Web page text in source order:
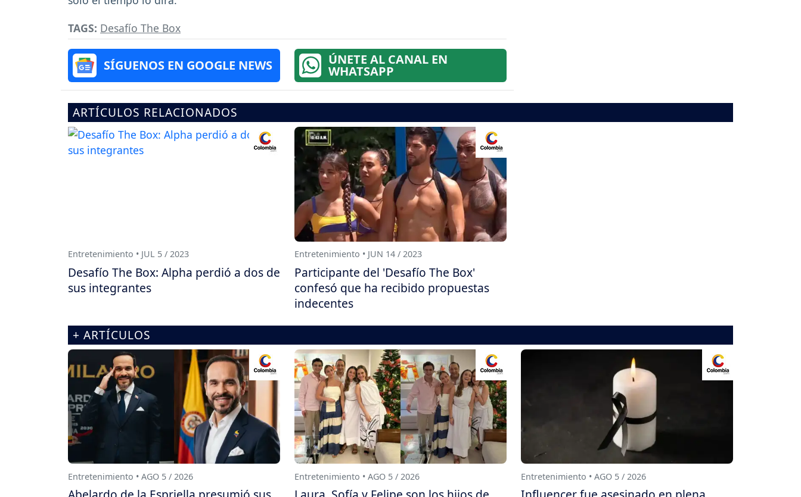
TAGS: Desafío The Box
SÍGUENOS EN GOOGLE NEWS ÚNETE AL CANAL EN
WHATSAPP
ARTÍCULOS RELACIONADOS
Entretenimiento • JUL 5 / 2023
Desafío The Box: Alpha perdió a dos de
sus integrantes
Entretenimiento • JUN 14 / 2023
Participante del 'Desafío The Box'
confesó que ha recibido propuestas
indecentes
+ ARTÍCULOS
Entretenimiento • AGO 5 / 2026 Entretenimiento • AGO 5 / 2026 Entretenimiento • AGO 5 / 2026